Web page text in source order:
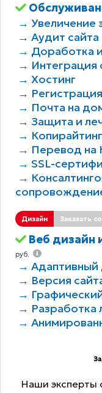
→ Увеличение
→ Аудит сайта
→ Доработка
→ Интеграция
→ Хостинг
→
→ Почта на
→ Защита и
→ Копирайтинг
→ Перевод на
→ SSL-
→
Дизайн Заказать
Веб дизайн
руб.
→ Адаптивный
→ Версия
→
→ Разработка
→
Наши эксперты